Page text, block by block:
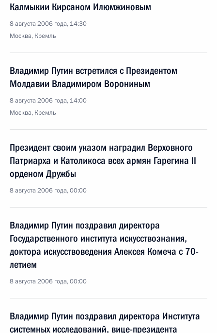
Калмыкии Кирсаном Илюмжиновым
8 августа 2006 года, 14:30
Москва, Кремль
Владимир Путин встретился с Президентом
Молдавии Владимиром Ворониным
8 августа 2006 года, 14:00
Москва, Кремль
Президент своим указом наградил Верховного
Патриарха и Католикоса всех армян Гарегина II
орденом Дружбы
8 августа 2006 года, 00:00
Владимир Путин поздравил директора
Государственного института искусствознания,
доктора искусствоведения Алексея Комеча с 70-
летием
8 августа 2006 года, 00:00
Владимир Путин поздравил директора Института
системных исследований, вице-президента